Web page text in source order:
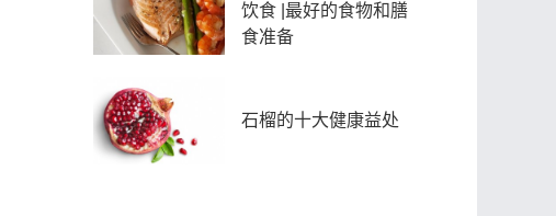
饮食 |最好的食物和膳
食准备
石榴的十大健康益处